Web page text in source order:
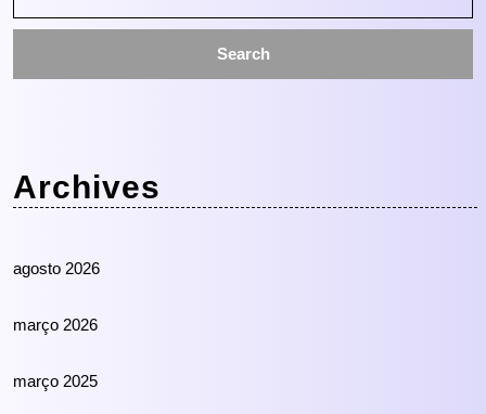
for:
Archives
agosto 2026
março 2026
março 2025